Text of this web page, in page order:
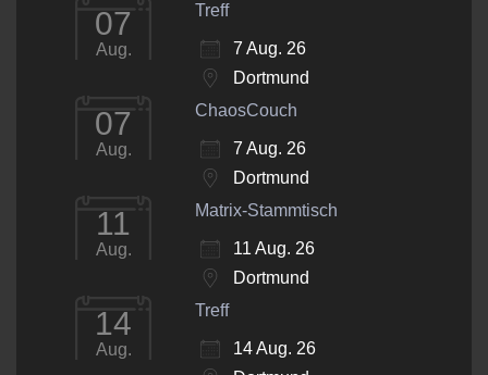
07
Aug.
Treff
7 Aug. 26
Dortmund
07
Aug.
ChaosCouch
7 Aug. 26
Dortmund
11
Aug.
Matrix-Stammtisch
11 Aug. 26
Dortmund
14
Aug.
Treff
14 Aug. 26